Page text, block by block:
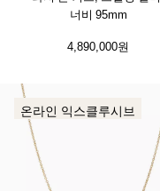
너비 95mm
4,890,000원
온라인 익스클루시브